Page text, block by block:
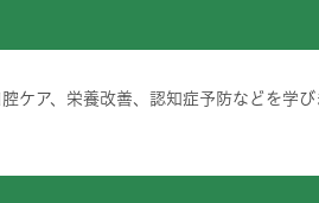
ケア、栄養改善、認知症予防などを学び